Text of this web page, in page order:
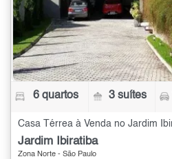
6 quartos 3 suítes
Jardim Ibiratiba
Zona Norte - São Paulo